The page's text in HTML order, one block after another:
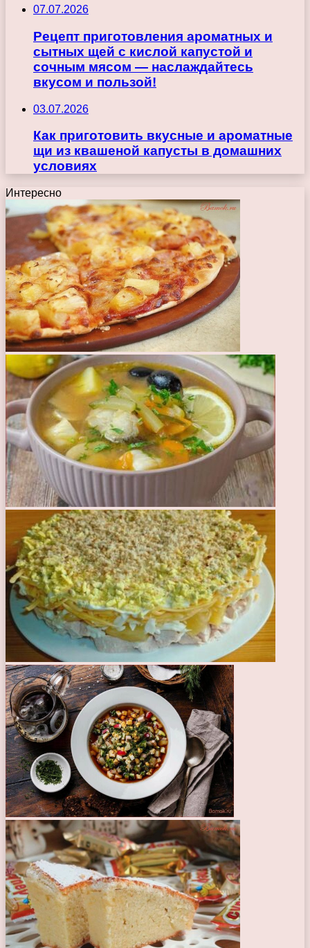
07.07.2026
Рецепт приготовления ароматных и
сытных щей с кислой капустой и
сочным мясом — наслаждайтесь
вкусом и пользой!
03.07.2026
Как приготовить вкусные и ароматные
щи из квашеной капусты в домашних
условиях
Интересно